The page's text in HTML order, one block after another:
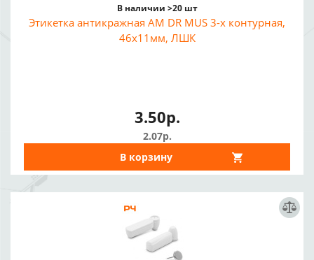
В наличии >20 шт
Этикетка антикражная AM DR MUS 3-х контурная,
46x11мм, ЛШК
3.50р.
2.07р.
В корзину